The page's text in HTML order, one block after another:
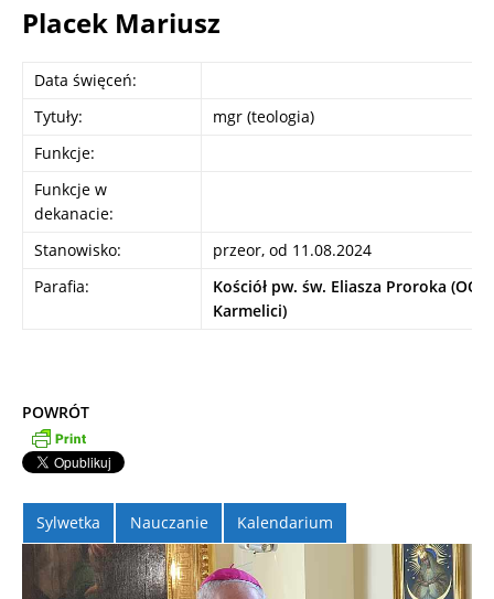
Placek Mariusz
Data święceń:
Tytuły:
mgr (teologia)
Funkcje:
Funkcje w
dekanacie:
Stanowisko:
przeor, od 11.08.2024
Parafia:
Kościół pw. św. Eliasza Proroka (OO.
Karmelici)
POWRÓT
Sylwetka Nauczanie Kalendarium